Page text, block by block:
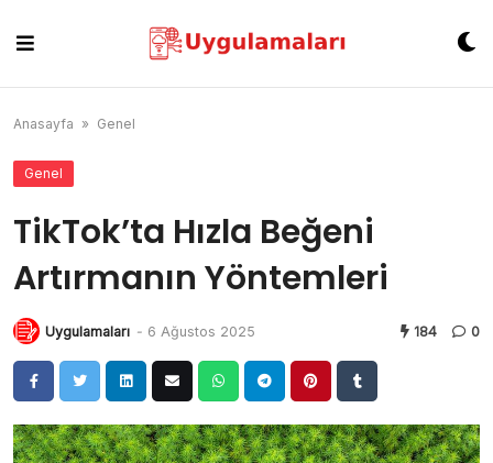
content
Anasayfa » Genel
Genel
TikTok’ta Hızla Beğeni
Artırmanın Yöntemleri
Uygulamaları - 6 Ağustos 2025 184 0